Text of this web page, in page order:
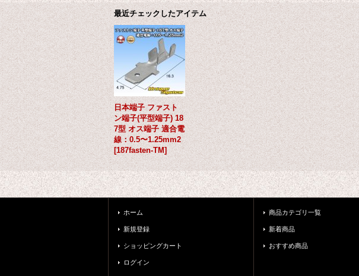
最近チェックしたアイテム
日本端子 ファスト
ン端子(平型端子) 18
7型 オス端子 適合電
線：0.5〜1.25mm2
[187fasten-TM]
ホーム
新規登録
ショッピングカート
ログイン
商品カテゴリ一覧
新着商品
おすすめ商品